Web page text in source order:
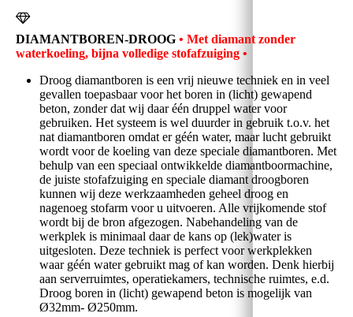
DIAMANTBOREN-DROOG • Met diamant zonder
waterkoeling, bijna volledige stofafzuiging •
Droog diamantboren is een vrij nieuwe techniek en in veel
gevallen toepasbaar voor het boren in (licht) gewapend
beton, zonder dat wij daar één druppel water voor
gebruiken. Het systeem is wel duurder in gebruik t.o.v. het
nat diamantboren omdat er géén water, maar lucht gebruikt
wordt voor de koeling van deze speciale diamantboren. Met
behulp van een speciaal ontwikkelde diamantboormachine,
de juiste stofafzuiging en speciale diamant droogboren
kunnen wij deze werkzaamheden geheel droog en
nagenoeg stofarm voor u uitvoeren. Alle vrijkomende stof
wordt bij de bron afgezogen. Nabehandeling van de
werkplek is minimaal daar de kans op (lek)water is
uitgesloten. Deze techniek is perfect voor werkplekken
waar géén water gebruikt mag of kan worden. Denk hierbij
aan serverruimtes, operatiekamers, technische ruimtes, e.d.
Droog boren in (licht) gewapend beton is mogelijk van
Ø32mm- Ø250mm.